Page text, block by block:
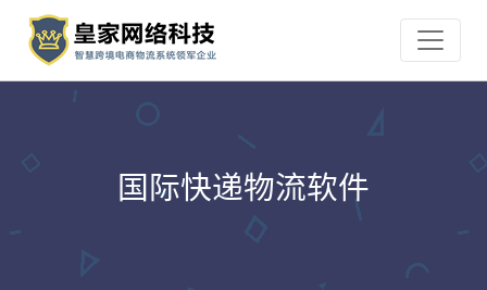
国际快递物流软件